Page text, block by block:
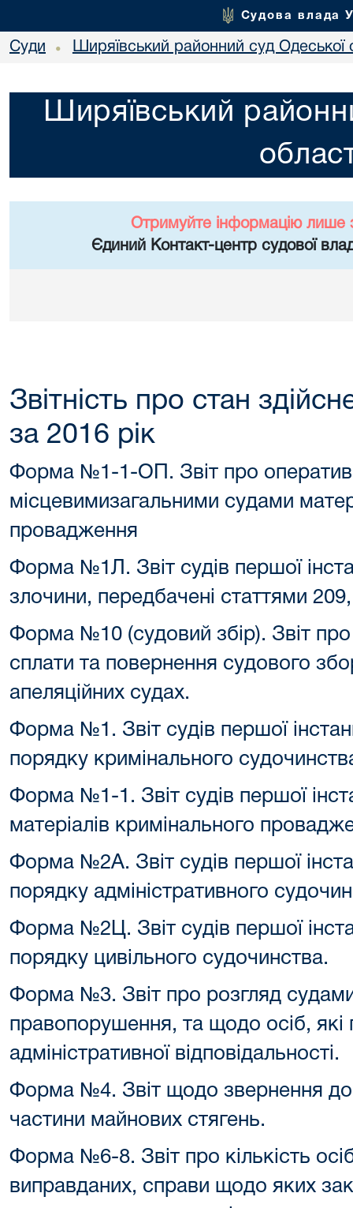
Судова влада
Суди • Ширяївський районний суд Одеської
Ширяївський
Отримуйте інформацію лише
Єдиний Контакт-центр судової
Звітність про стан
за 2016 рік
Форма №1-1-ОП. Звіт про
місцевимизагальними судами
провадження
Форма №1Л. Звіт судів першої
злочини, передбачені статтями
Форма №10 (судовий збір). Звіт про
сплати та повернення судового
апеляційних судах.
Форма №1. Звіт судів першої
порядку кримінального
Форма №1-1. Звіт судів першої
матеріалів кримінального
Форма №2А. Звіт судів першої
порядку адміністративного
Форма №2Ц. Звіт судів першої
порядку цивільного судочинства.
Форма №3. Звіт про розгляд судами
правопорушення, та щодо осіб, які
адміністративної відповідальності.
Форма №4. Звіт щодо звернення до
частини майнових стягень.
Форма №6-8. Звіт про кількість
виправданих, справи щодо яких